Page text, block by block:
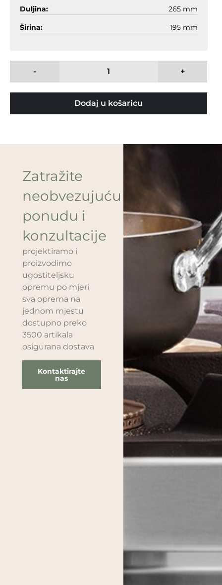
Duljina: 265 mm
Širina: 195 mm
- +
Dodaj u košaricu
Zatražite
neobvezujuću
ponudu i
konzultacije
projektiramo i
proizvodimo
ugostiteljsku
opremu po mjeri
sva oprema na
jednom mjestu
dostupno preko
3500 artikala
osigurana dostava
Kontaktirajte
nas